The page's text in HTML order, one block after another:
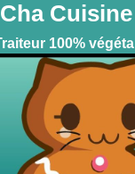
Cha Cuisine
100% végétal